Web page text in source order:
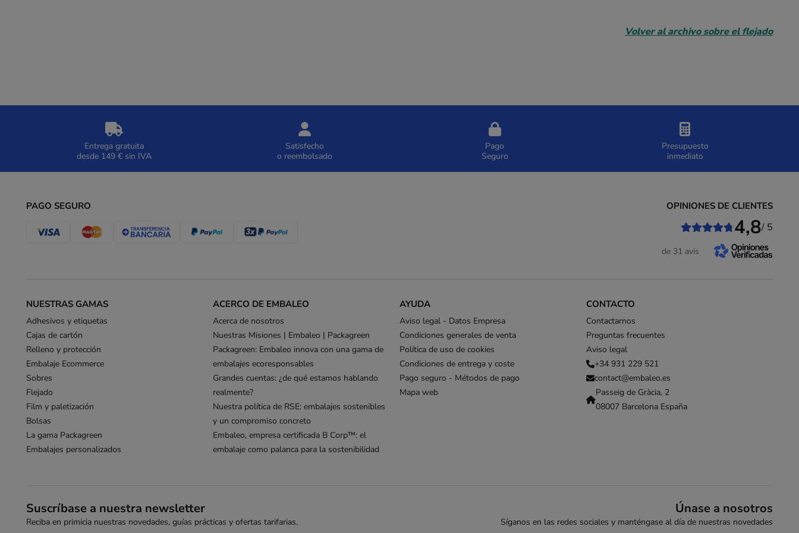
Volver al archivo sobre el flejado
Entrega gratuita
desde 149 € sin IVA
Satisfecho
o reembolsado
Pago
Seguro
Presupuesto
inmediato
PAGO SEGURO
CONTACTO
Contactarnos
Preguntas frecuentes
Aviso legal
+34 931 229 521
contact@embaleo.es
Passeig de Gràcia, 2
08007 Barcelona España
NUESTRAS GAMAS
Adhesivos y etiquetas
Cajas de cartón
Relleno y protección
Embalaje Ecommerce
Sobres
Flejado
Film y paletización
Bolsas
La gama Packagreen
Embalajes personalizados
ACERCO DE EMBALEO
Acerca de nosotros
Nuestras Misiones | Embaleo | Packagreen
Packagreen: Embaleo innova con una gama de
embalajes ecoresponsables
Grandes cuentas: ¿de qué estamos hablando
realmente?
Nuestra política de RSE: embalajes sostenibles
y un compromiso concreto
Embaleo, empresa certificada B Corp™: el
embalaje como palanca para la sostenibilidad
AYUDA
Aviso legal - Datos Empresa
Condiciones generales de venta
Política de uso de cookies
Condiciones de entrega y coste
Pago seguro - Métodos de pago
Mapa web
OPINIONES DE CLIENTES
4,8/ 5
de 31 avis
Únase a nosotros
Síganos en las redes sociales y manténgase al día de nuestras novedades
Suscríbase a nuestra newsletter
Reciba en primicia nuestras novedades, guías prácticas y ofertas tarifarias.